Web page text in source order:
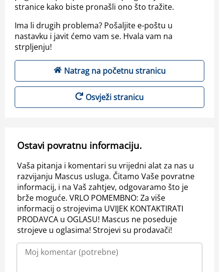
stranice kako biste pronašli ono što tražite.
Ima li drugih problema? Pošaljite e-poštu u
nastavku i javit ćemo vam se. Hvala vam na
strpljenju!
Natrag na početnu stranicu
Osvježi stranicu
Ostavi povratnu informaciju.
Vaša pitanja i komentari su vrijedni alat za nas u
razvijanju Mascus usluga. Čitamo Vaše povratne
informacij, i na Vaš zahtjev, odgovaramo što je
brže moguće. VRLO POMEMBNO: Za više
informacij o strojevima UVIJEK KONTAKTIRATI
PRODAVCA u OGLASU! Mascus ne poseduje
strojeve u oglasima! Strojevi su prodavači!